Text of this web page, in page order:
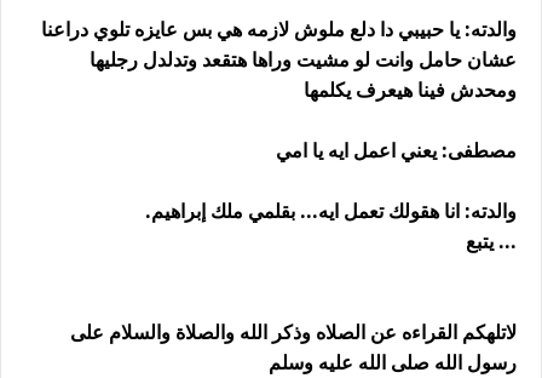
والدته: يا حبيبي دا دلع ملوش لازمه هي بس عايزه تلوي دراعنا
عشان حامل وانت لو مشيت وراها هتقعد وتدلدل رجليها
ومحدش فينا هيعرف يكلمها
مصطفى: يعني اعمل ايه يا امي
والدته: انا هقولك تعمل ايه... بقلمي ملك إبراهيم.
... يتبع
لاتلهكم القراءه عن الصلاه وذكر الله والصلاة والسلام على
رسول الله صلى الله عليه وسلم